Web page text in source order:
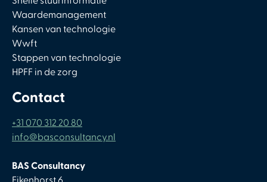
Waardemanagement
Kansen van technologie
Wwft
Stappen van technologie
HPFF in de zorg
Contact
+31 070 312 20 80
info@basconsultancy.nl
BAS Consultancy